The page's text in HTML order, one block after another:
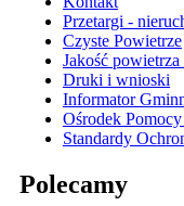
Przetargi -
Czyste Powietrze
Jakość
Druki i wnioski
Informator
Ośrodek Pomocy
Standardy
Polecamy